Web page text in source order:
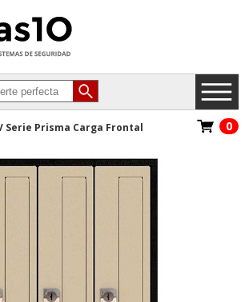
Serie Prisma Carga Frontal 0